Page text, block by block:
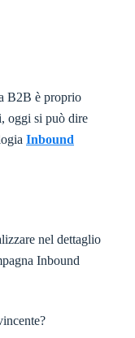
B2B è proprio
oggi si può dire
Inbound
nel dettaglio
Inbound